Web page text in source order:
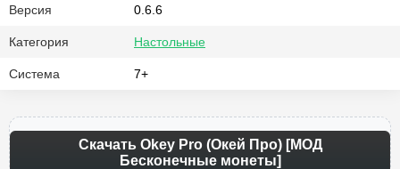
Версия 0.6.6
Категория Настольные
Система 7+
Скачать Okey Pro (Окей Про) [МОД
Бесконечные монеты]